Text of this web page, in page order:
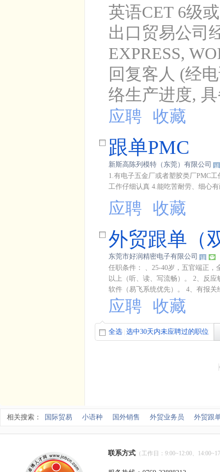
英语CET 6级
出口贸易公司
EXPRESS,
回复客人 (经
络生产进度,
应聘
收藏
跟单PMC
新斯高陈列模特（东莞）有限公司
1.有电子五金厂或者塑胶类厂PMC
工作仔细认真 4.能吃苦耐劳、细心
应聘 收藏
外贸跟单（
东莞市好润精密电子有限公司
任职条件： 、25-40岁，五官端正
以上（听、读、写流畅）。 2、反
软件（易飞系统优先）。 4、有报
应聘 收藏
全选 选中30天内未应聘过的职位
相关搜索： 国际贸易 小语种 国外销售 外贸业务员 外贸跟
联系方式 （工作日：9:00~12:00、